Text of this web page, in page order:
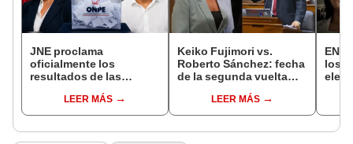
JNE proclama
oficialmente los
resultados de las
Fujimori y Sánchez
pasan a segunda vuelta
LEER MÁS
Keiko Fujimori vs.
Roberto Sánchez: fecha
de la segunda vuelta
LEER MÁS
EN
los